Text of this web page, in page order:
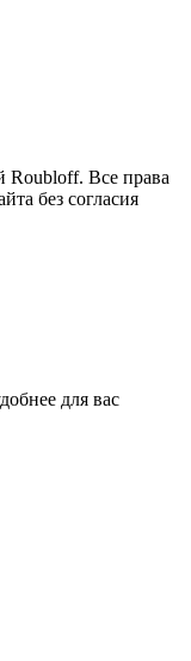
Roubloff. Все права
без согласия
для вас